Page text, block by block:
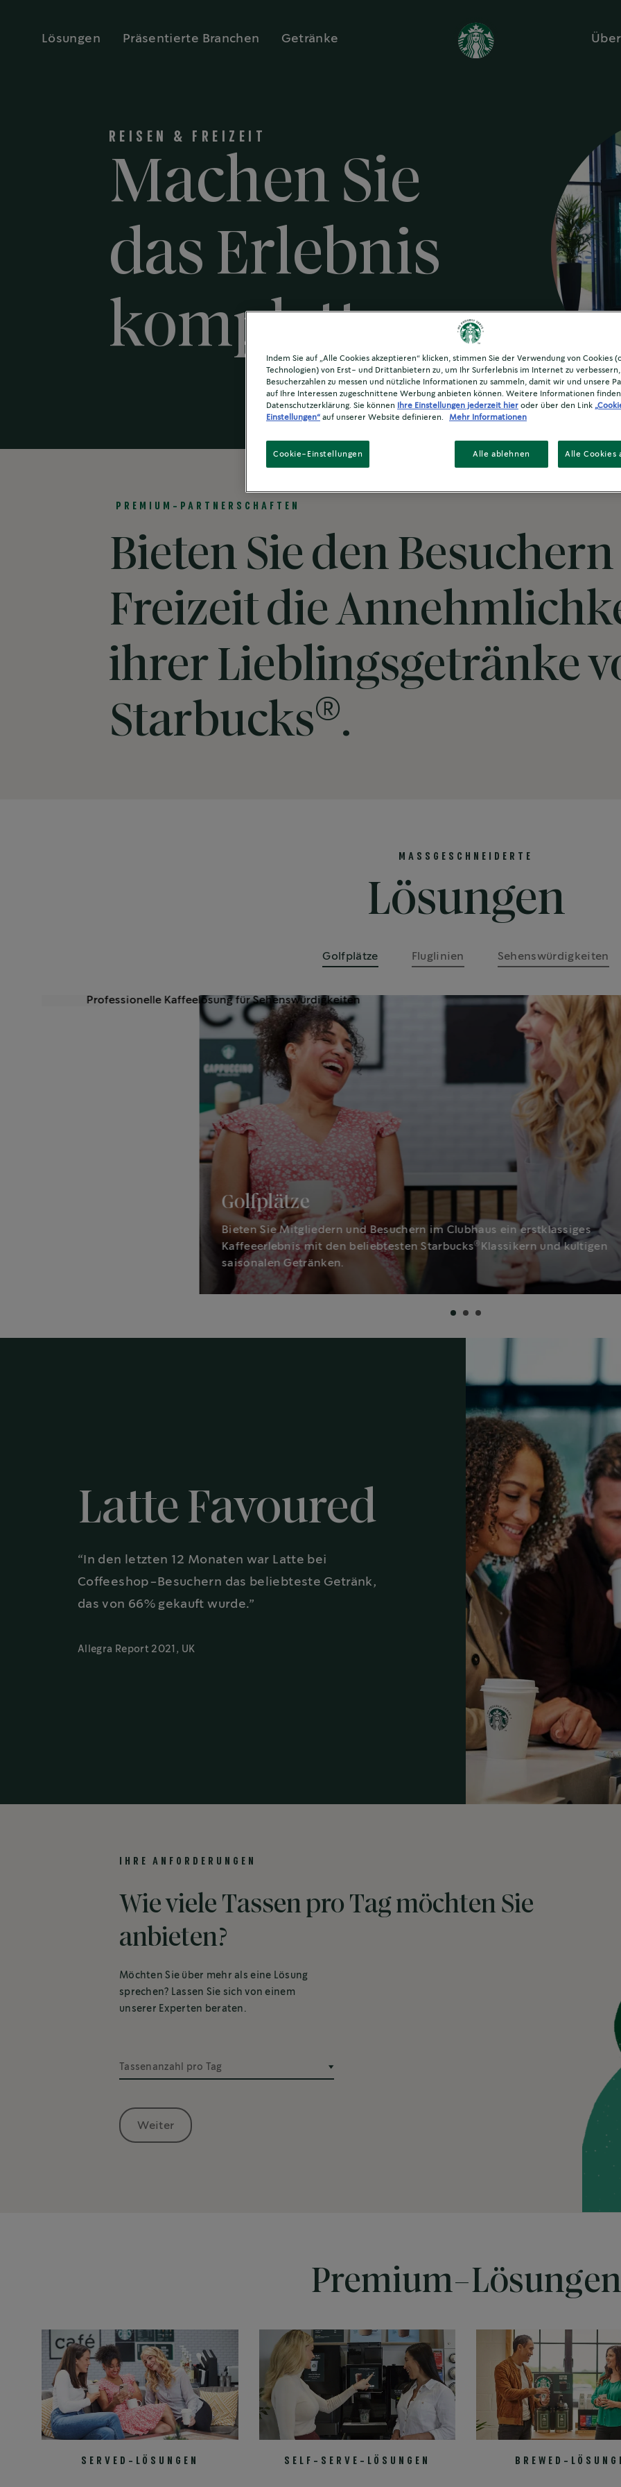
Lösungen Präsentierte Branchen Getränke
REISEN & FREIZEIT
Machen Sie
das Erlebnis
komplett
PREMIUM-PARTNERSCHAFTEN
Bieten Sie den
Freizeit die
ihrer Lieblingsgetränke
Starbucks®.
MASSGESCHNEIDERTE
Lösungen
Golfplätze Fluglinien Sehenswürdigkeiten
Golfplätze
Bieten Sie Mitgliedern und Besuchern im Clubhaus ein erstklassiges
Kaffeeerlebnis mit den beliebtesten Starbucks®
Klassikern und kultigen
saisonalen Getränken.
Latte Favoured
“In den letzten 12 Monaten war Latte bei
Coffeeshop-Besuchern das beliebteste Getränk,
das von 66% gekauft wurde.”
Allegra Report 2021, UK
IHRE ANFORDERUNGEN
Wie viele Tassen pro Tag möchten Sie
anbieten?
Möchten Sie über mehr als eine Lösung
sprechen? Lassen Sie sich von einem
unserer Experten beraten.
Tassenanzahl pro Tag
Weiter
Premium-Lösungen
SERVED-LÖSUNGEN SELF-SERVE-LÖSUNGEN BREWED-
Indem Sie auf „Alle Cookies akzeptieren“ klicken, stimmen Sie der Verwendung von Cookies
Technologien) von Erst- und Drittanbietern zu, um Ihr Surferlebnis im Internet zu
Besucherzahlen zu messen und nützliche Informationen zu sammeln, damit wir und unsere
auf Ihre Interessen zugeschnittene Werbung anbieten können. Weitere Informationen
Datenschutzerklärung. Sie können
Ihre Einstellungen jederzeit hier oder über den Link
Einstellungen“ auf unserer Website definieren. Mehr Informationen
Cookie-Einstellungen Alle ablehnen Alle Cookies